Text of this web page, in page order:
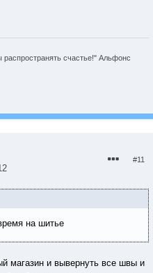
счастье!" Альфонс
#11
на шитье
магазин и вывернуть все швы и